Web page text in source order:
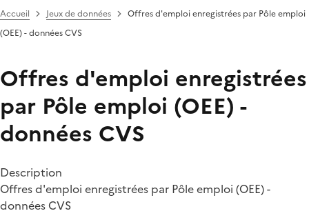
Accueil Jeux de données
​Offres d'emploi enregistrées par Pôle emploi
(OEE) - données CVS
​Offres d'emploi enregistrées
par Pôle emploi (OEE) -
données CVS
Description
Offres d'emploi enregistrées par Pôle emploi (OEE) -
données CVS